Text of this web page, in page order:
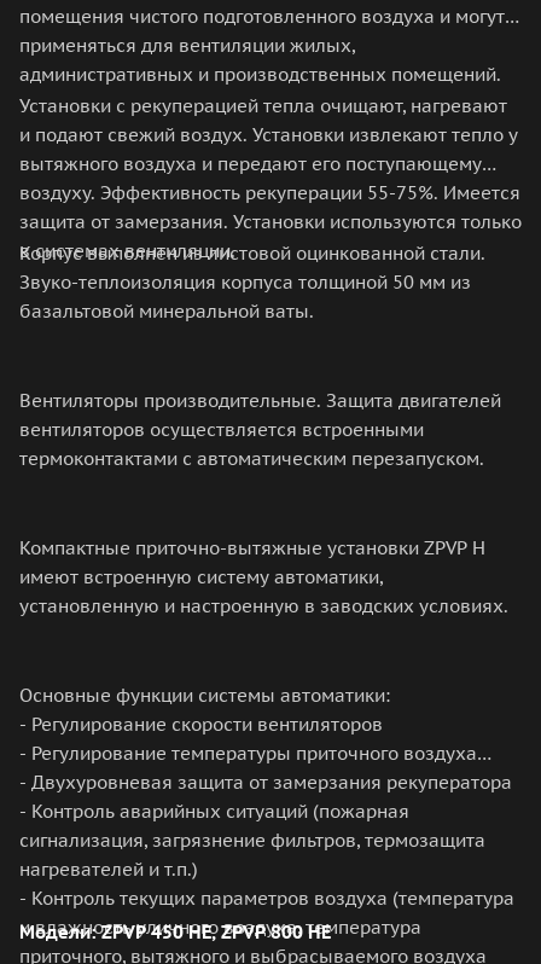
помещения чистого подготовленного воздуха и могут
применяться для вентиляции жилых,
административных и производственных помещений.
Установки с рекуперацией тепла очищают, нагревают
и подают свежий воздух. Установки извлекают тепло у
вытяжного воздуха и передают его поступающему
воздуху. Эффективность рекуперации 55-75%. Имеется
защита от замерзания. Установки используются только
в системах вентиляции.
Корпус выполнен из листовой оцинкованной стали.
Звуко-теплоизоляция корпуса толщиной 50 мм из
базальтовой минеральной ваты.
Вентиляторы производительные. Защита двигателей
вентиляторов осуществляется встроенными
термоконтактами с автоматическим перезапуском.
Компактные приточно-вытяжные установки ZPVP H
имеют встроенную систему автоматики,
установленную и настроенную в заводских условиях.
Основные функции системы автоматики:
- Регулирование скорости вентиляторов
- Регулирование температуры приточного воздуха
- Двухуровневая защита от замерзания рекуператора
- Контроль аварийных ситуаций (пожарная
сигнализация, загрязнение фильтров, термозащита
нагревателей и т.п.)
- Контроль текущих параметров воздуха (температура
и влажность уличного воздуха, температура
приточного, вытяжного и выбрасываемого воздуха
Модели: ZPVP 450 HE, ZPVP 800 HE